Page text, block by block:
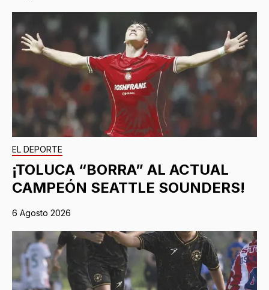
EL DEPORTE
¡TOLUCA “BORRA” AL ACTUAL
CAMPEÓN SEATTLE SOUNDERS!
6 Agosto 2026